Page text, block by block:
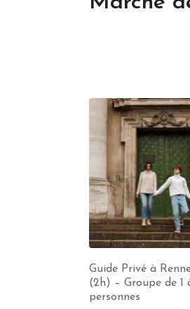
Guide Privé à
(2h) – Groupe de 1
personnes